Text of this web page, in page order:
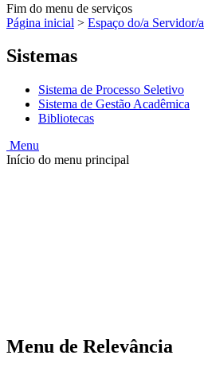
Fim do menu de serviços
Página inicial > Espaço do/a Servidor/a
Sistemas
Sistema de Processo Seletivo
Sistema de Gestão Acadêmica
Bibliotecas
Menu
Início do menu principal
Menu de Relevância